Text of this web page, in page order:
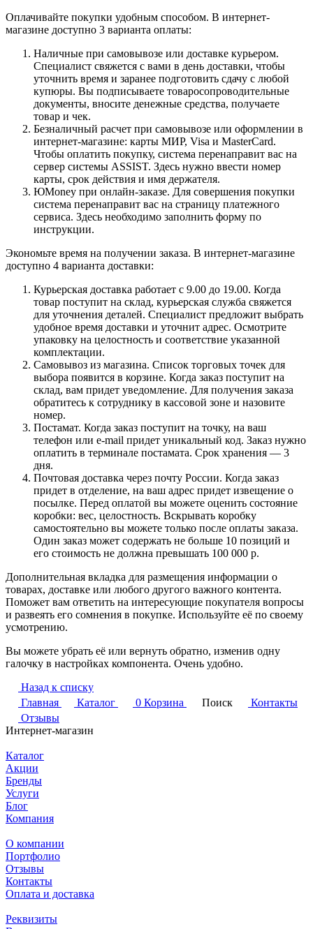
Оплачивайте покупки удобным способом. В интернет-
магазине доступно 3 варианта оплаты:
Наличные при самовывозе или доставке курьером.
Специалист свяжется с вами в день доставки, чтобы
уточнить время и заранее подготовить сдачу с любой
купюры. Вы подписываете товаросопроводительные
документы, вносите денежные средства, получаете
товар и чек.
Безналичный расчет при самовывозе или оформлении в
интернет-магазине: карты МИР, Visa и MasterCard.
Чтобы оплатить покупку, система перенаправит вас на
сервер системы ASSIST. Здесь нужно ввести номер
карты, срок действия и имя держателя.
ЮMoney при онлайн-заказе. Для совершения покупки
система перенаправит вас на страницу платежного
сервиса. Здесь необходимо заполнить форму по
инструкции.
Экономьте время на получении заказа. В интернет-магазине
доступно 4 варианта доставки:
Курьерская доставка работает с 9.00 до 19.00. Когда
товар поступит на склад, курьерская служба свяжется
для уточнения деталей. Специалист предложит выбрать
удобное время доставки и уточнит адрес. Осмотрите
упаковку на целостность и соответствие указанной
комплектации.
Самовывоз из магазина. Список торговых точек для
выбора появится в корзине. Когда заказ поступит на
склад, вам придет уведомление. Для получения заказа
обратитесь к сотруднику в кассовой зоне и назовите
номер.
Постамат. Когда заказ поступит на точку, на ваш
телефон или e-mail придет уникальный код. Заказ нужно
оплатить в терминале постамата. Срок хранения — 3
дня.
Почтовая доставка через почту России. Когда заказ
придет в отделение, на ваш адрес придет извещение о
посылке. Перед оплатой вы можете оценить состояние
коробки: вес, целостность. Вскрывать коробку
самостоятельно вы можете только после оплаты заказа.
Один заказ может содержать не больше 10 позиций и
его стоимость не должна превышать 100 000 р.
Дополнительная вкладка для размещения информации о
товарах, доставке или любого другого важного контента.
Поможет вам ответить на интересующие покупателя вопросы
и развеять его сомнения в покупке. Используйте её по своему
усмотрению.
Вы можете убрать её или вернуть обратно, изменив одну
галочку в настройках компонента. Очень удобно.
Назад к списку
Главная
Каталог 0 Корзина Поиск
Контакты
Отзывы
Интернет-магазин
Каталог
Акции
Бренды
Услуги
Блог
Компания
О компании
Портфолио
Отзывы
Контакты
Оплата и доставка
Реквизиты